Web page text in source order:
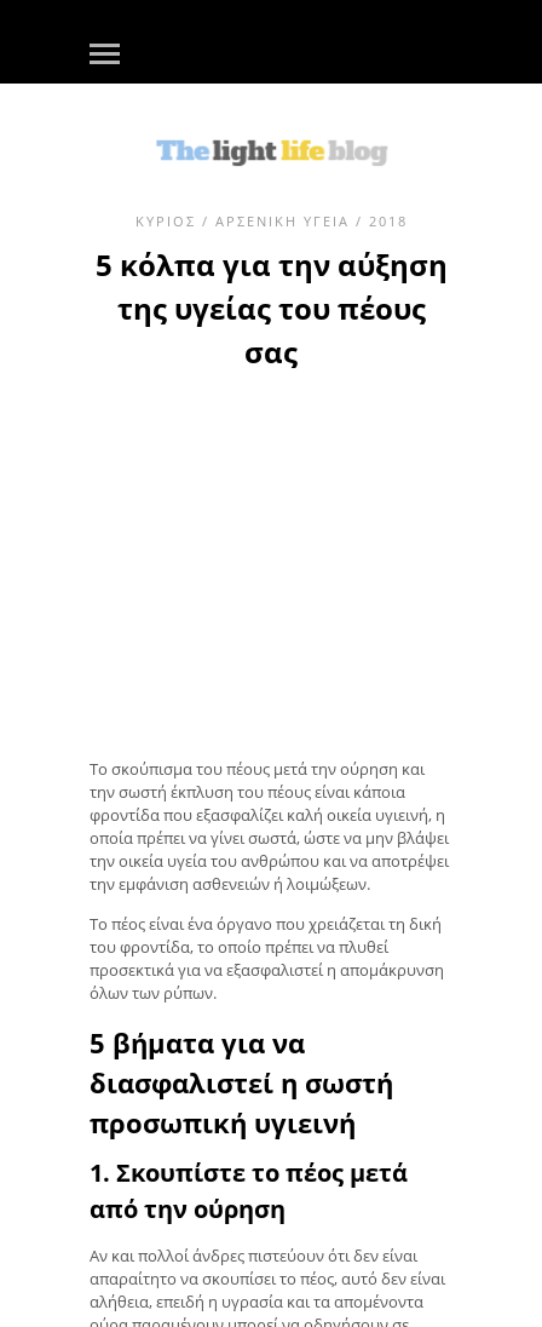
ΚΎΡΙΟΣ / ΑΡΣΕΝΙΚΉ ΥΓΕΊΑ / 2018
5 κόλπα για την αύξηση
της υγείας του πέους
σας
Το σκούπισμα του πέους μετά την ούρηση και
την σωστή έκπλυση του πέους είναι κάποια
φροντίδα που εξασφαλίζει καλή οικεία υγιεινή, η
οποία πρέπει να γίνει σωστά, ώστε να μην βλάψει
την οικεία υγεία του ανθρώπου και να αποτρέψει
την εμφάνιση ασθενειών ή λοιμώξεων.
Το πέος είναι ένα όργανο που χρειάζεται τη δική
του φροντίδα, το οποίο πρέπει να πλυθεί
προσεκτικά για να εξασφαλιστεί η απομάκρυνση
όλων των ρύπων.
5 βήματα για να
διασφαλιστεί η σωστή
προσωπική υγιεινή
1. Σκουπίστε το πέος μετά
από την ούρηση
Αν και πολλοί άνδρες πιστεύουν ότι δεν είναι
απαραίτητο να σκουπίσει το πέος, αυτό δεν είναι
αλήθεια, επειδή η υγρασία και τα απομένοντα